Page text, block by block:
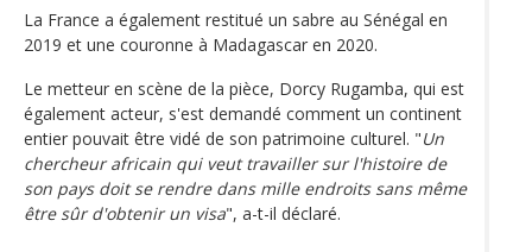
La France a également restitué un sabre au Sénégal en
2019 et une couronne à Madagascar en 2020.
Le metteur en scène de la pièce, Dorcy Rugamba, qui est
également acteur, s'est demandé comment un continent
entier pouvait être vidé de son patrimoine culturel. "Un
chercheur africain qui veut travailler sur l'histoire de
son pays doit se rendre dans mille endroits sans même
être sûr d'obtenir un visa", a-t-il déclaré.